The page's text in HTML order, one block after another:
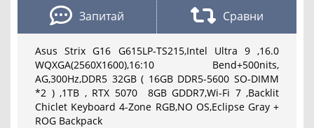
Запитай Сравни
Asus Strix G16 G615LP-TS215,Intel Ultra 9 ,16.0
WQXGA(2560X1600),16:10 Bend+500nits,
AG,300Hz,DDR5 32GB ( 16GB DDR5-5600 SO-DIMM
*2 ) ,1TB , RTX 5070 8GB GDDR7,Wi-Fi 7 ,Backlit
Chiclet Keyboard 4-Zone RGB,NO OS,Eclipse Gray +
ROG Backpack